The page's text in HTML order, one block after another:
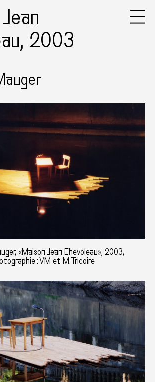
2003
«Maison Jean Chevoleau», 2003,
: VM et M.Tricoire